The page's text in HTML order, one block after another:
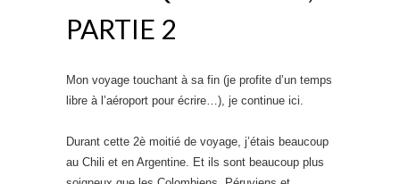
PARTIE 2
Mon voyage touchant à sa fin (je profite d’un temps
libre à l’aéroport pour écrire…), je continue ici.
Durant cette 2è moitié de voyage, j’étais beaucoup
au Chili et en Argentine. Et ils sont beaucoup plus